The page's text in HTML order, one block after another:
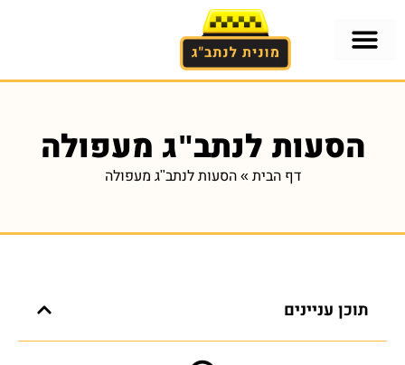
הסעות לנתב"ג מעפולה
דף הבית »הסעות לנתב"ג מעפולה
תוכן עניינים